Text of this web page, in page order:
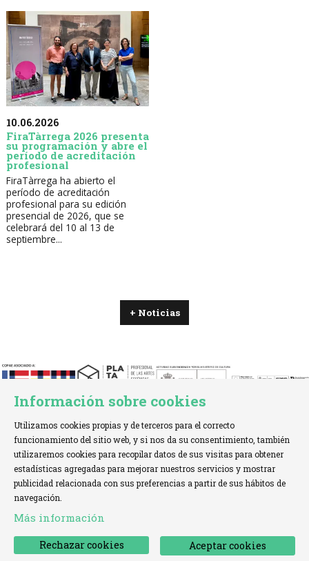
10.06.2026
FiraTàrrega 2026 presenta
su programación y abre el
período de acreditación
profesional
FiraTàrrega ha abierto el
período de acreditación
profesional para su edición
presencial de 2026, que se
celebrará del 10 al 13 de
septiembre...
+ Noticias
TELÉFONO:+34 621 00 65 08 | info@cofae.net
Sitemap | Aviso Legal
Declaración de accesibilidad
Información sobre cookies
Utilizamos cookies propias y de terceros para el correcto
funcionamiento del sitio web, y si nos da su consentimiento, también
utilizaremos cookies para recopilar datos de sus visitas para obtener
estadísticas agregadas para mejorar nuestros servicios y mostrar
publicidad relacionada con sus preferencias a partir de sus hábitos de
navegación.
Más información
Aceptar cookies
Rechazar cookies